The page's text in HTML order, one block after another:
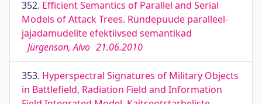
352. Efficient Semantics of Parallel and Serial
Models of Attack Trees. Ründepuude paralleel-
jajadamudelite efektiivsed semantikad
Jürgenson, Aivo 21.06.2010
353. Hyperspectral Signatures of Military Objects
in Battlefield, Radiation Field and Information